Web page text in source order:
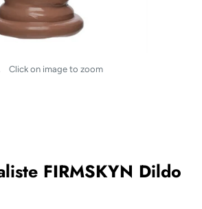
Click on image to zoom
FIRMSKYN Dildo